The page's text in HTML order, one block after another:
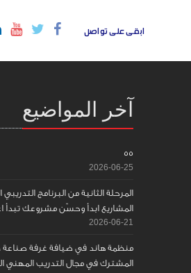
ابقى على تواصل
آخر المواضيع
55
2026-06-25
المرحلة الثانية من البرنامج
المشاريع ابدأ وحسّن مشروعك تبدأ
2026-06-21
منظمة هاند في ضيافة غرفة صناعة
المشترك في مجال التدريب